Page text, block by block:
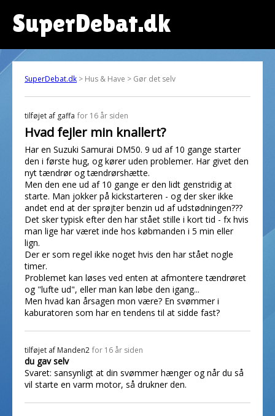
SuperDebat.dk
SuperDebat.dk > Hus & Have > Gør det selv
tilføjet af gaffa for 16 år siden
Hvad fejler min knallert?
Har en Suzuki Samurai DM50. 9 ud af 10 gange starter
den i første hug, og kører uden problemer. Har givet den
nyt tændrør og tændrørshætte.
Men den ene ud af 10 gange er den lidt genstridig at
starte. Man jokker på kickstarteren - og der sker ikke
andet end at der sprøjter benzin ud af udstødningen???
Det sker typisk efter den har stået stille i kort tid - fx hvis
man lige har været inde hos købmanden i 5 min eller
lign.
Der er som regel ikke noget hvis den har stået nogle
timer.
Problemet kan løses ved enten at afmontere tændrøret
og "lufte ud", eller man kan løbe den igang...
Men hvad kan årsagen mon være? En svømmer i
kaburatoren som har en tendens til at sidde fast?
tilføjet af Manden2 for 16 år siden
du gav selv
Svaret: sansynligt at din svømmer hænger og når du så
vil starte en varm motor, så drukner den.